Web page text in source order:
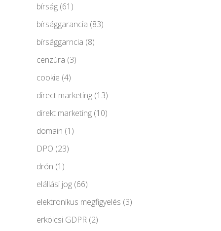
bírság (61)
bírsággarancia (83)
bírsággarncia (8)
cenzúra (3)
cookie (4)
direct marketing (13)
direkt marketing (10)
domain (1)
DPO (23)
drón (1)
elállási jog (66)
elektronikus megfigyelés (3)
erkölcsi GDPR (2)